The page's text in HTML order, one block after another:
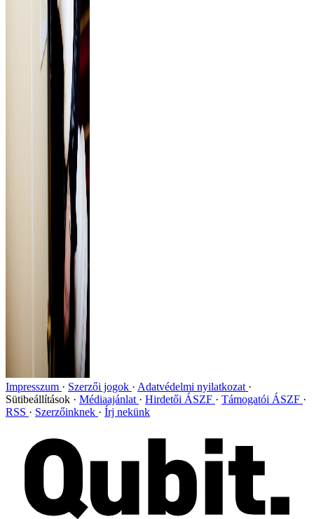
Impresszum Szerzői jogok
Adatvédelmi nyilatkozat
Sütibeállítások
Médiaajánlat Hirdetői ÁSZF
Támogatói ÁSZF
RSS
Szerzőinknek Írj nekünk